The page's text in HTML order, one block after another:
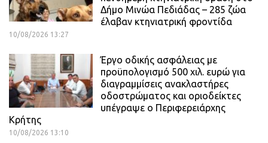
Δήμο Μινώα Πεδιάδας – 285 ζώα
έλαβαν κτηνιατρική φροντίδα
10/08/2026 13:27
Έργο οδικής ασφάλειας με
προϋπολογισμό 500 χιλ. ευρώ για
διαγραμμίσεις ανακλαστήρες
οδοστρώματος και οριοδείκτες
υπέγραψε ο Περιφερειάρχης
Κρήτης
10/08/2026 13:10